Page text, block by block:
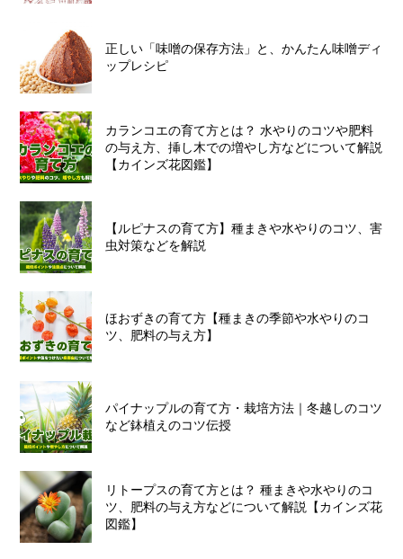
正しい「味噌の保存方法」と、かんたん味噌ディ
ップレシピ
カランコエの育て方とは？ 水やりのコツや肥料
の与え方、挿し木での増やし方などについて解説
【カインズ花図鑑】
【ルピナスの育て方】種まきや水やりのコツ、害
虫対策などを解説
ほおずきの育て方【種まきの季節や水やりのコ
ツ、肥料の与え方】
パイナップルの育て方・栽培方法｜冬越しのコツ
など鉢植えのコツ伝授
リトープスの育て方とは？ 種まきや水やりのコ
ツ、肥料の与え方などについて解説【カインズ花
図鑑】